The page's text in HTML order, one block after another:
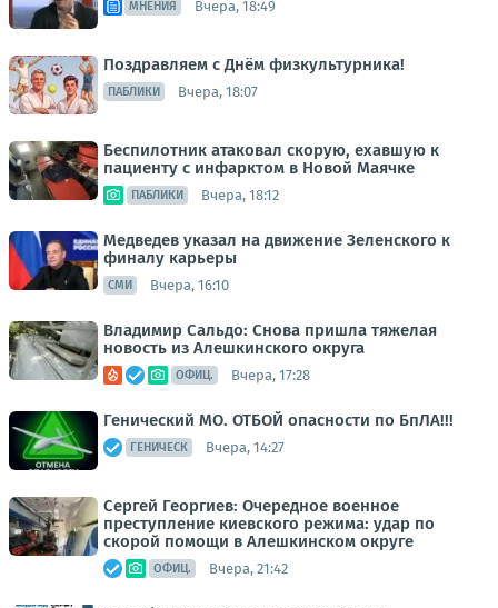
МНЕНИЯ Вчера, 18:49
Поздравляем с Днём физкультурника!
ПАБЛИКИ Вчера, 18:07
Беспилотник атаковал скорую, ехавшую к
пациенту с инфарктом в Новой Маячке
ПАБЛИКИ Вчера, 18:12
Медведев указал на движение Зеленского к
финалу карьеры
СМИ Вчера, 16:10
Владимир Сальдо: Снова пришла тяжелая
новость из Алешкинского округа
ОФИЦ. Вчера, 17:28
Генический МО. ОТБОЙ опасности по БпЛА!!!
ГЕНИЧЕСК Вчера, 14:27
Сергей Георгиев: Очередное военное
преступление киевского режима: удар по
скорой помощи в Алешкинском округе
ОФИЦ. Вчера, 21:42